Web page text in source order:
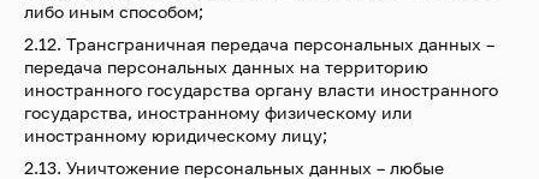
либо иным способом;
2.12. Трансграничная передача персональных данных –
передача персональных данных на территорию
иностранного государства органу власти иностранного
государства, иностранному физическому или
иностранному юридическому лицу;
2.13. Уничтожение персональных данных – любые